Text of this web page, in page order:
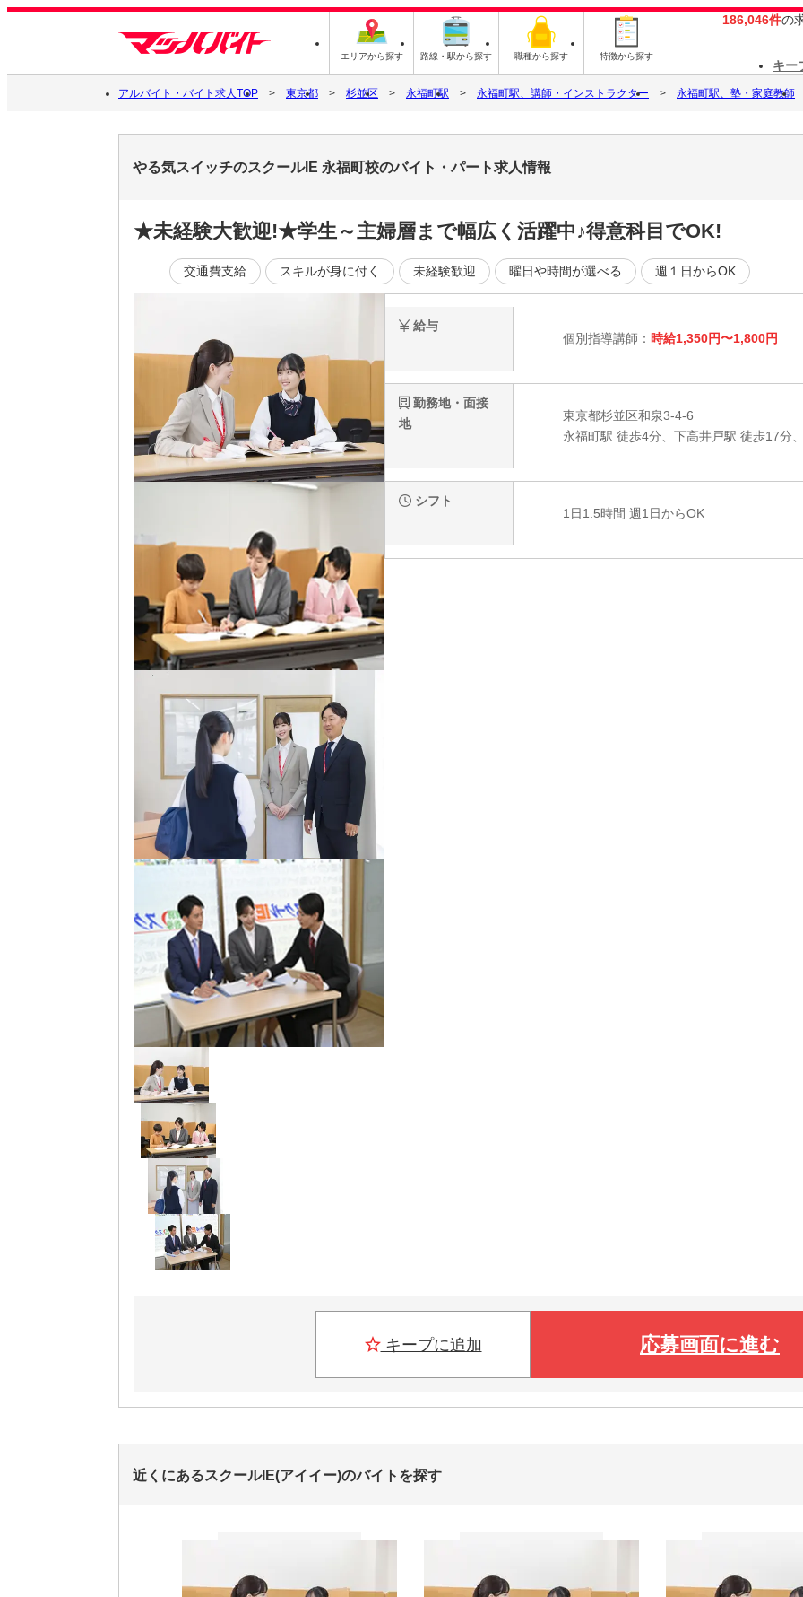
エリアから探す 路線・駅から探す 職種から探す 特徴から探す
186,046件の
キー
アルバイト・バイト求人TOP 東京都 杉並区 永福町駅 永福町駅、講師・インストラクター 永福町駅、塾・家庭教師
やる気スイッチのスクールIE 永福町校のバイト・パート求人情報
★未経験大歓迎!★学生～主婦層まで幅広く活躍中♪得意科目でOK!
交通費支給 スキルが身に付く 未経験歓迎 曜日や時間が選べる 週１日からOK
給与
個別指導講師： 時給1,350円〜1,800円
勤務地・面接
地
東京都杉並区和泉3-4-6
永福町駅 徒歩4分、下高井戸駅 徒歩17分
シフト
1日1.5時間 週1日からOK
キープに追加 応募画面に進む
近くにあるスクールIE(アイイー)のバイトを探す